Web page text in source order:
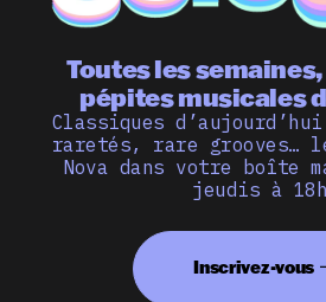
Toutes les
pépites musicales
Classiques
raretés, rare grooves…
Nova dans votre boîte
jeudis à
Inscrivez-vous